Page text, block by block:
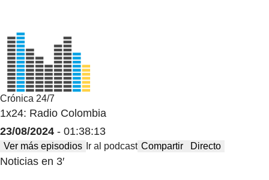
Crónica 24/7
1x24: Radio Colombia
23/08/2024 - 01:38:13
Ver más episodios Ir al podcast Compartir Directo
Noticias en 3′